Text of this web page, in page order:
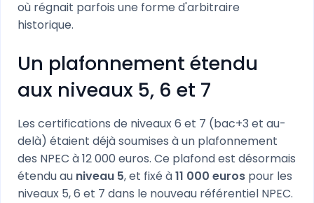
où régnait parfois une forme d'arbitraire
historique.
Un plafonnement étendu
aux niveaux 5, 6 et 7
Les certifications de niveaux 6 et 7 (bac+3 et au-
delà) étaient déjà soumises à un plafonnement
des NPEC à 12 000 euros. Ce plafond est désormais
étendu au niveau 5, et fixé à11 000 euros pour les
niveaux 5, 6 et 7 dans le nouveau référentiel NPEC.